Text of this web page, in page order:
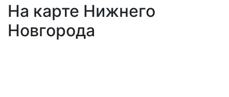
На карте Нижнего
Новгорода